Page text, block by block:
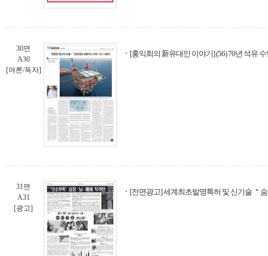
30면
A30
[여론/독자]
[홍익희의 新유대인 이야기] (56) 70년 석유
31면
A31
[광고]
[전면광고] 세계최초발명특허 및 신기술 ＂